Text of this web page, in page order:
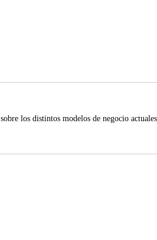
los distintos modelos de negocio actuales.